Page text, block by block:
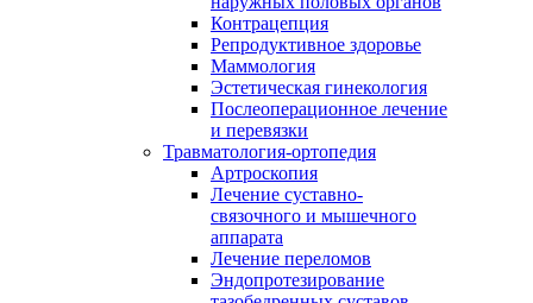
Контрацепция
Репродуктивное здоровье
Маммология
Эстетическая гинекология
Послеоперационное лечение
и перевязки
Травматология-ортопедия
Артроскопия
Лечение суставно-
связочного и мышечного
аппарата
Лечение переломов
Эндопротезирование